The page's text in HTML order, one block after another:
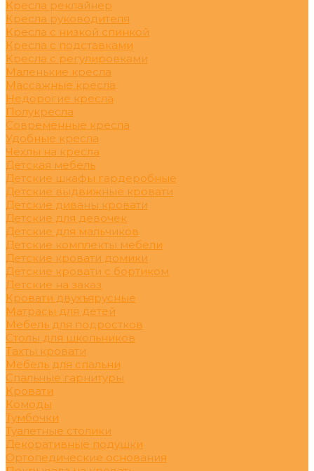
Кресла реклайнер
Кресла руководителя
Кресла с низкой спинкой
Кресла с подставками
Кресла с регулировками
Маленькие кресла
Массажные кресла
Недорогие кресла
Полукресла
Современные кресла
Удобные кресла
Чехлы на кресла
Детская мебель
Детские шкафы гардеробные
Детские выдвижные кровати
Детские диваны кровати
Детские для девочек
Детские для мальчиков
Детские комплекты мебели
Детские кровати домики
Детские кровати с бортиком
Детские на заказ
Кровати двухъярусные
Матрасы для детей
Мебель для подростков
Столы для школьников
Тахты кровати
Мебель для спальни
Спальные гарнитуры
Кровати
Комоды
Тумбочки
Туалетные столики
Декоративные подушки
Ортопедические основания